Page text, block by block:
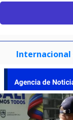
Internacional